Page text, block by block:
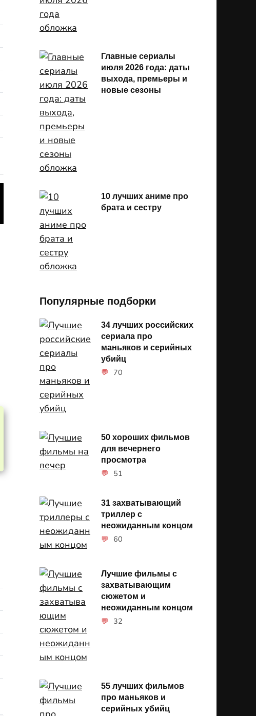
Главные сериалы
июля 2026 года: даты
выхода, премьеры и
новые сезоны
10 лучших аниме про
брата и сестру
Популярные подборки
34 лучших российских
сериала про
маньяков и серийных
убийц
70
50 хороших фильмов
для вечернего
просмотра
51
31 захватывающий
триллер с
неожиданным концом
60
Лучшие фильмы с
захватывающим
сюжетом и
неожиданным концом
32
55 лучших фильмов
про маньяков и
серийных убийц